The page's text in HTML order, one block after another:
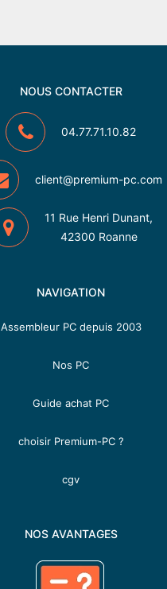
NOUS CONTACTER
04.77.71.10.82
client@premium-pc.com
11 Rue Henri Dunant,
42300 Roanne
NAVIGATION
Assembleur PC depuis 2003
Nos PC
Guide achat PC
choisir Premium-PC ?
cgv
NOS AVANTAGES